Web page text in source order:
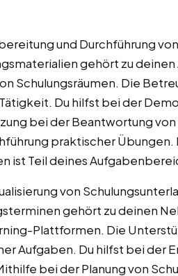
und Durchführung
gehört zu
Schulungsräumen. Die
Du hilfst bei der
bei der Beantwortung
praktischer
ist Teil deines
von
gehört zu deinen
Plattformen. Die
Aufgaben. Du hilfst bei der
bei der Planung von